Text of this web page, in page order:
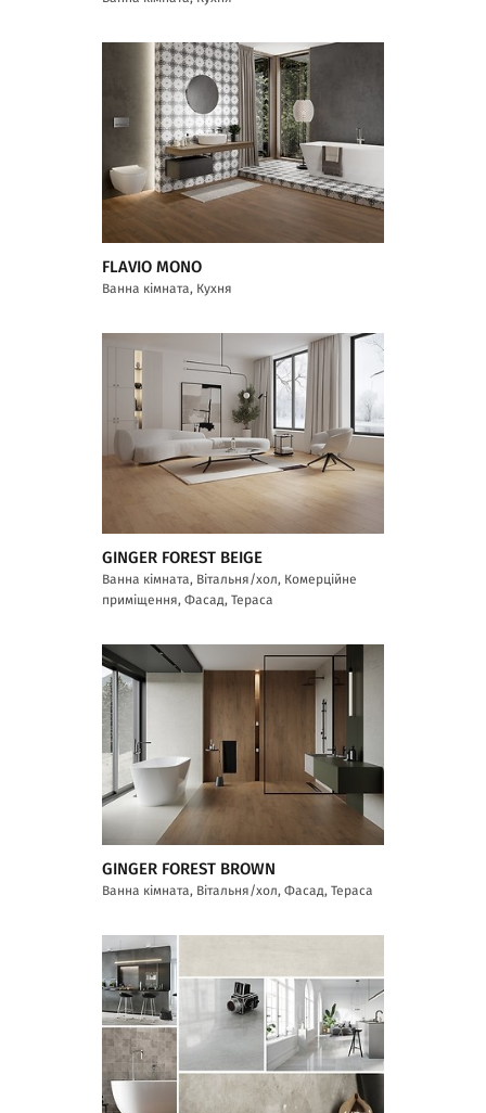
FLAVIO MONO
Ванна кімната, Кухня
GINGER FOREST BEIGE
Ванна кімната, Вітальня/хол, Комерційне
приміщення, Фасад, Тераса
GINGER FOREST BROWN
Ванна кімната, Вітальня/хол, Фасад, Тераса